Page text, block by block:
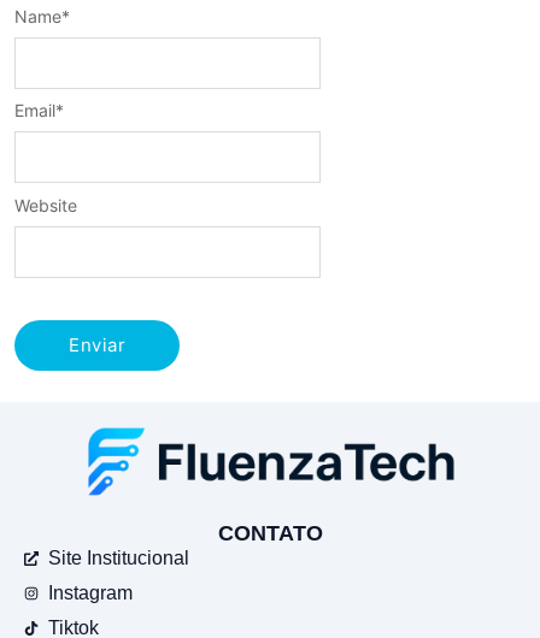
Name*
Email*
Website
CONTATO
Site Institucional
Instagram
Tiktok